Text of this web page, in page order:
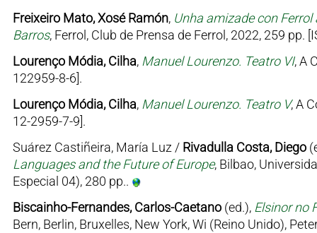
Freixeiro Mato, Xosé Ramón, Unha amizade con
Barros, Ferrol, Club de Prensa de Ferrol, 2022, 259 pp.
Lourenço Módia, Cilha, Manuel Lourenzo. Teatro VI, A
122959-8-6].
Lourenço Módia, Cilha, Manuel Lourenzo. Teatro V, A
12-2959-7-9].
Suárez Castiñeira, María Luz / Rivadulla Costa, Diego
Languages and the Future of Europe, Bilbao,
Especial 04), 280 pp..
Biscainho-Fernandes, Carlos-Caetano(ed.), Elsinor no
Bern, Berlin, Bruxelles, New York, Wi (Reino Unido),